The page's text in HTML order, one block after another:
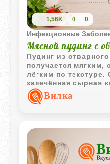
1,56K 0 0
Инфекционные
Мясной пудинг с
Пудинг из
получается мягким,
лёгким по
запечённая сырная
блюдо особенно
Вилка